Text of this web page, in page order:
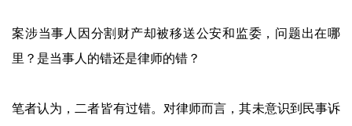
案涉当事人因分割财产却被移送公安和监委，问题出在哪
里？是当事人的错还是律师的错？
笔者认为，二者皆有过错。对律师而言，其未意识到民事诉